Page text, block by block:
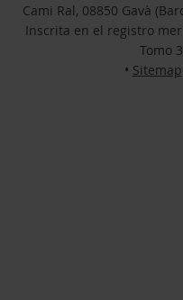
Cami Ral, 08850 Gavà
Inscrita en el registro
Tomo
• Sitemap